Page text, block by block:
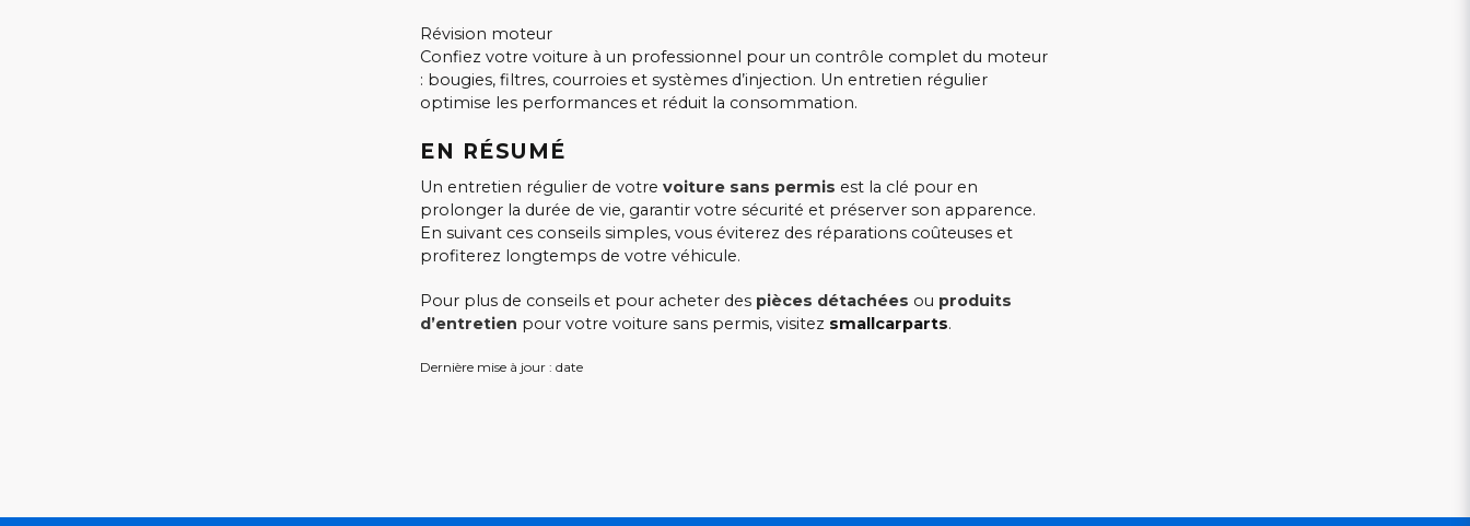
Révision moteur
Confiez votre voiture à un professionnel pour un contrôle complet du moteur
: bougies, filtres, courroies et systèmes d’injection. Un entretien régulier
optimise les performances et réduit la consommation.
EN RÉSUMÉ
Un entretien régulier de votre voiture sans permis est la clé pour en
prolonger la durée de vie, garantir votre sécurité et préserver son apparence.
En suivant ces conseils simples, vous éviterez des réparations coûteuses et
profiterez longtemps de votre véhicule.
Pour plus de conseils et pour acheter des pièces détachées ou produits
d’entretien pour votre voiture sans permis, visitez smallcarparts.
Dernière mise à jour : date